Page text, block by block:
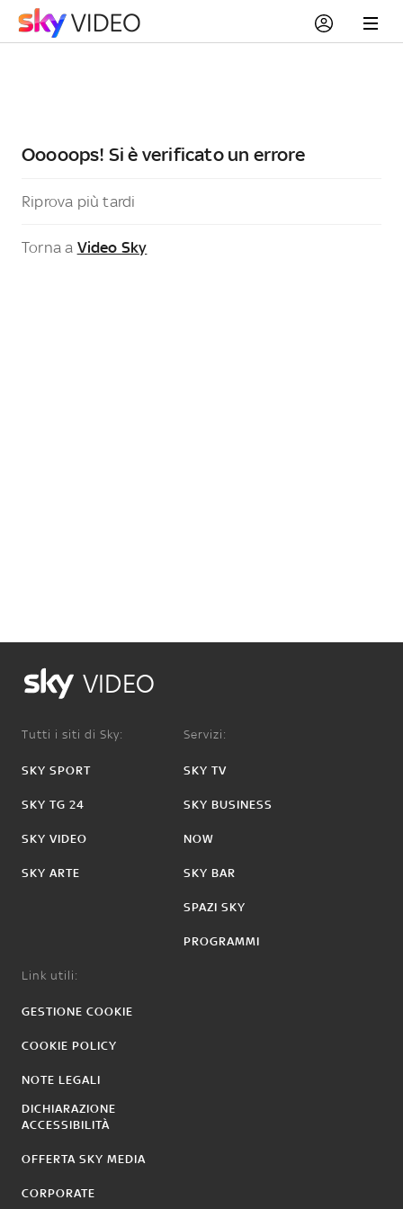
Ooooops! Si è verificato un errore
Riprova più tardi
Torna a Video Sky
VIDEO
Tutti i siti di Sky:
SKY SPORT
SKY TG 24
SKY VIDEO
SKY ARTE
Servizi:
SKY TV
SKY BUSINESS
NOW
SKY BAR
SPAZI SKY
PROGRAMMI
Link utili:
GESTIONE COOKIE
COOKIE POLICY
NOTE LEGALI
DICHIARAZIONE
ACCESSIBILITÀ
OFFERTA SKY MEDIA
CORPORATE